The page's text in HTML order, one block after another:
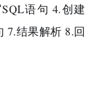
语句 4.创建
7.结果解析 8.回